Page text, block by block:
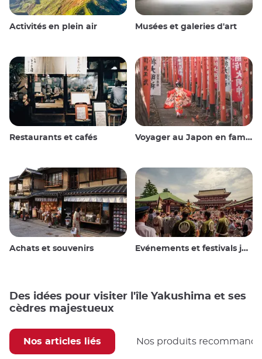
Activités en plein air Musées et galeries d'art
Restaurants et cafés Voyager au Japon en famille
Achats et souvenirs Evénements et festivals japonais
Des idées pour visiter l'île Yakushima et ses
cèdres majestueux
Nos articles liés Nos produits